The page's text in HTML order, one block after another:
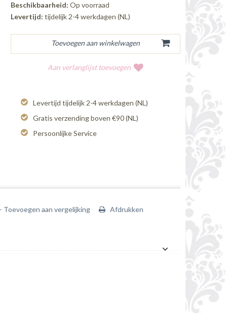
Beschikbaarheid: Op voorraad
Levertijd: tijdelijk 2-4 werkdagen (NL)
Aan verlanglijst toevoegen
Levertijd tijdelijk 2-4 werkdagen (NL)
Gratis verzending boven €90 (NL)
Persoonlijke Service
Toevoegen aan vergelijking Afdrukken